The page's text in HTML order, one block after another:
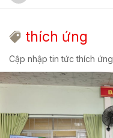
thích ứng
Cập nhập tin tức thích ứng